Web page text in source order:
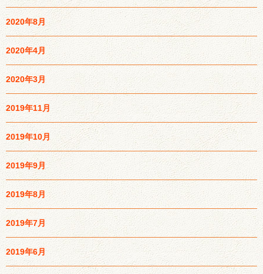
2020年8月
2020年4月
2020年3月
2019年11月
2019年10月
2019年9月
2019年8月
2019年7月
2019年6月